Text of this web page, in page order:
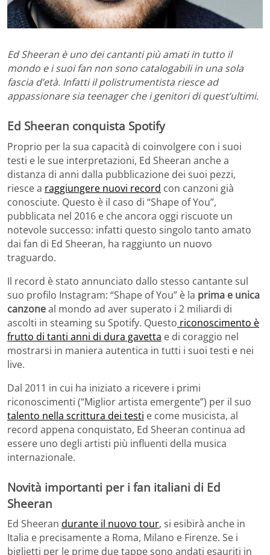
Ed Sheeran è uno dei cantanti più amati in tutto il
mondo e i suoi fan non sono catalogabili in una sola
fascia d’età. Infatti il polistrumentista riesce ad
appassionare sia teenager che i genitori di quest’ultimi.
Ed Sheeran conquista Spotify
Proprio per la sua capacità di coinvolgere con i suoi
testi e le sue interpretazioni, Ed Sheeran anche a
distanza di anni dalla pubblicazione dei suoi pezzi,
riesce a raggiungere nuovi record con canzoni già
conosciute. Questo è il caso di “Shape of You”,
pubblicata nel 2016 e che ancora oggi riscuote un
notevole successo: infatti questo singolo tanto amato
dai fan di Ed Sheeran, ha raggiunto un nuovo
traguardo.
Il record è stato annunciato dallo stesso cantante sul
suo profilo Instagram: “Shape of You” è la prima e unica
canzoneal mondo ad aver superato i 2 miliardi di
ascolti in steaming su Spotify. Questo riconoscimento è
frutto di tanti anni di dura gavetta e di coraggio nel
mostrarsi in maniera autentica in tutti i suoi testi e nei
live.
Dal 2011 in cui ha iniziato a ricevere i primi
riconoscimenti (“Miglior artista emergente”) per il suo
talento nella scrittura dei testi e come musicista, al
record appena conquistato, Ed Sheeran continua ad
essere uno degli artisti più influenti della musica
internazionale.
Novità importanti per i fan italiani di Ed
Sheeran
Ed Sheeran durante il nuovo tour, si esibirà anche in
Italia e precisamente a Roma, Milano e Firenze. Se i
biglietti per le prime due tappe sono andati esauriti in